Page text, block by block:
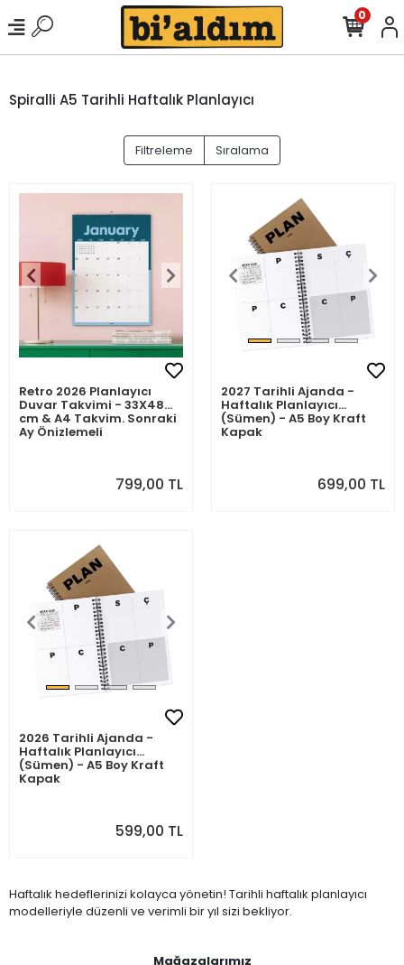
0
Spiralli A5 Tarihli Haftalık Planlayıcı
Filtreleme Sıralama
Retro 2026 Planlayıcı
Duvar Takvimi - 33X48
cm & A4 Takvim. Sonraki
Ay Önizlemeli
799,00 TL
2027 Tarihli Ajanda -
Haftalık Planlayıcı
(Sümen) - A5 Boy Kraft
Kapak
699,00 TL
2026 Tarihli Ajanda -
Haftalık Planlayıcı
(Sümen) - A5 Boy Kraft
Kapak
599,00 TL
Haftalık hedeflerinizi kolayca yönetin! Tarihli haftalık planlayıcı
modelleriyle düzenli ve verimli bir yıl sizi bekliyor.
Mağazalarımız